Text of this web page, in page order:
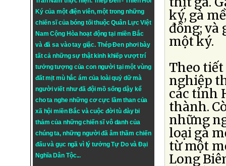
Ký của một điện viên, một trong những
chiến sĩ của bóng tối thuộc Quân Lực Việt
Nam Cộng Hòa hoạt động tại miền Bắc
và đã sa vào tay giặc. Thép Đen phơi bày
tất cả những sự thật kinh khiếp vượt trí
tưởng tượng của con người tại một vùng
đất mịt mù hắc ám của loài quỷ dữ mà
người viết như đã đội mồ sống dậy kể
cho ta nghe những cơ cực lầm than của
xã hội miền Bắc và cuộc đời tù đày bi
thảm của những chiến sĩ vô danh của
chúng ta, những người đã âm thầm chiến
đấu và gục ngã vì lý tưởngTự DovàĐại
Nghĩa Dân Tộc...
ký, gà
đồng; và
một ký.
Theo tiết
nghiệp
các tỉnh
thành.
những
loại gà
từ một
Long